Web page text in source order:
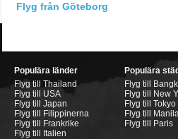
Flyg från Göteborg
Populära länder
Flyg till Thailand
Flyg till USA
Flyg till Japan
Flyg till Filippinerna
Flyg till Frankrike
Flyg till Italien
Populära
Flyg till
Flyg till New
Flyg till Tokyo
Flyg till
Flyg till Paris